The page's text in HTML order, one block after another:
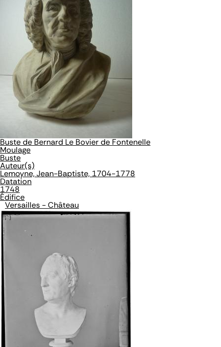
Buste de Bernard Le Bovier de Fontenelle
Moulage
Buste
Auteur(s)
Lemoyne, Jean-Baptiste, 1704-1778
Datation
1748
Édifice
Versailles - Château